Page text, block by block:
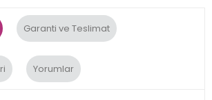
Garanti ve Teslimat
Yorumlar